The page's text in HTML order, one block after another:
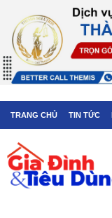
TRANG CHỦ TIN TỨC